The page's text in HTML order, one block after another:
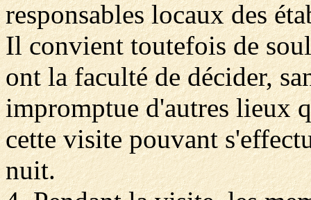
responsables locaux des
Il convient toutefois de
ont la faculté de décider,
impromptue d'autres lieux
cette visite pouvant
nuit.